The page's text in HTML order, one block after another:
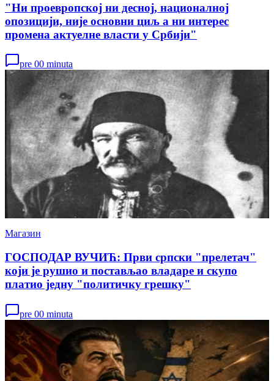
"Ни проевропској ни десној, националној
опозицији, није основни циљ а ни интерес
промена актуелне власти у Србији"
pre 00 minuta
Магазин
ГОСПОДАР ВУЧИЋ: Први српски "прелетач"
који је рушио и постављао владаре и скупо
платио једну "политичку грешку"
pre 00 minuta